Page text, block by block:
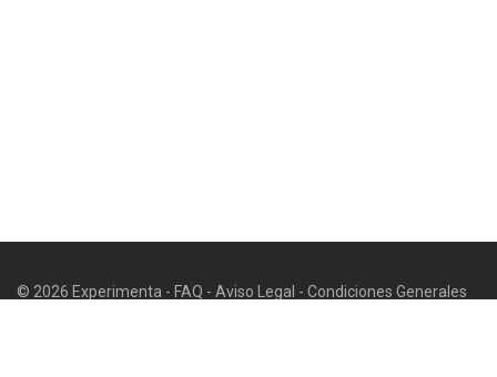
© 2026 Experimenta - FAQ - Aviso Legal - Condiciones Generales